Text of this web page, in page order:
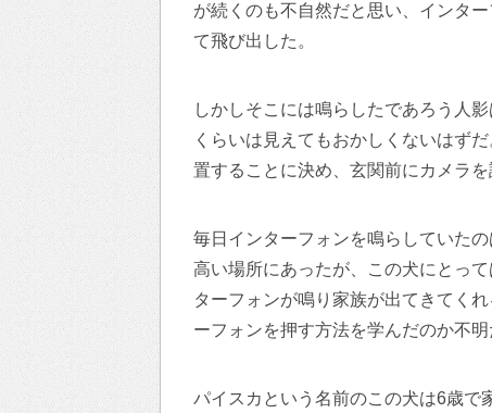
が続くのも不自然だと思い、インタ
て飛び出した。
しかしそこには鳴らしたであろう人
くらいは見えてもおかしくないはず
置することに決め、玄関前にカメラ
毎日インターフォンを鳴らしていた
高い場所にあったが、この犬にとっ
ターフォンが鳴り家族が出てきてく
ーフォンを押す方法を学んだのか不明
パイスカという名前のこの犬は6歳で